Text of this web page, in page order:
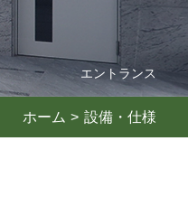
エントランス
ホーム 設備・仕様